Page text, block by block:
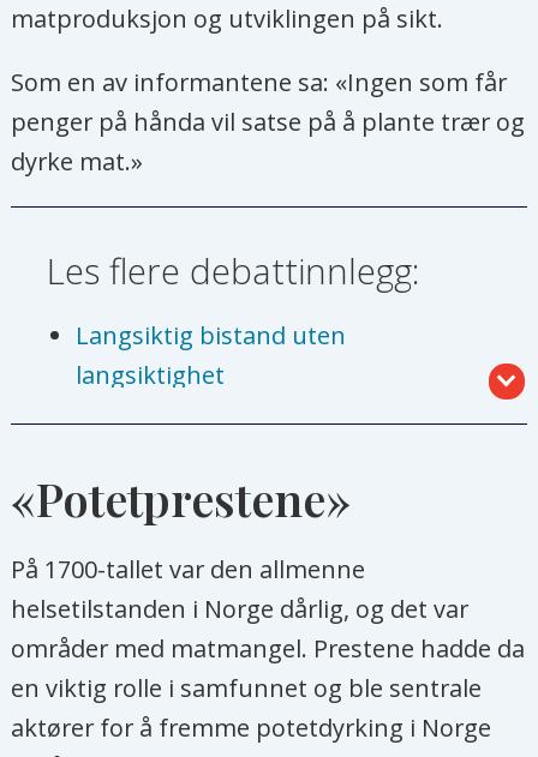
matproduksjon og utviklingen på sikt.
Som en av informantene sa: «Ingen som får
penger på hånda vil satse på å plante trær og
dyrke mat.»
Les flere debattinnlegg:
Langsiktig bistand uten
langsiktighet
langsiktig bistand er utdatert
Afrika, bare et offer? Slett ikke, også
en pådriver
«Potetprestene»
På 1700-tallet var den allmenne
helsetilstanden i Norge dårlig, og det var
områder med matmangel. Prestene hadde da
en viktig rolle i samfunnet og ble sentrale
aktører for å fremme potetdyrking i Norge